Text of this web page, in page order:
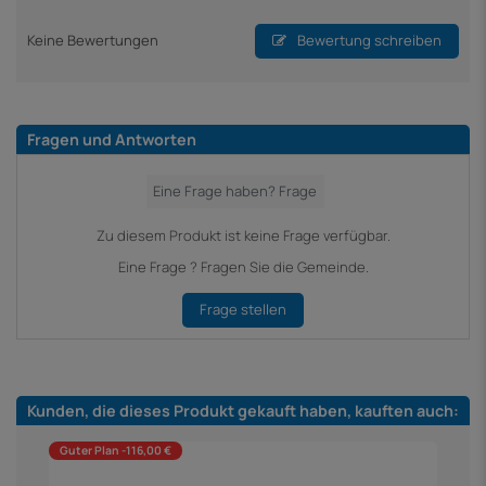
Keine Bewertungen Bewertung schreiben
Fragen und Antworten
Zu diesem Produkt ist keine Frage verfügbar.
Eine Frage ? Fragen Sie die Gemeinde.
Frage stellen
Kunden, die dieses Produkt gekauft haben, kauften auch:
Guter Plan -116,00 €